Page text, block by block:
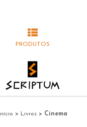
PRODUTOS
Início > Livros > Cinema